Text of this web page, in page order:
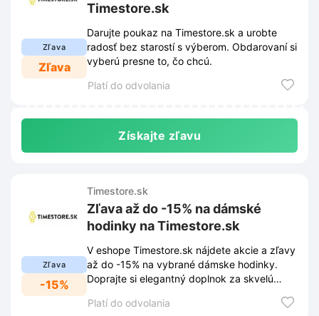
Zľava
Zľava
Timestore.sk
Darujte poukaz na Timestore.sk a urobte
radosť bez starostí s výberom. Obdarovaní si
vyberú presne to, čo chcú.
Platí do odvolania
Získajte zľavu
Zľava
-15%
Timestore.sk
Zľava až do -15% na dámské
hodinky na Timestore.sk
V eshope Timestore.sk nájdete akcie a zľavy
až do -15% na vybrané dámske hodinky.
Doprajte si elegantný doplnok za skvelú
Platí do odvolania